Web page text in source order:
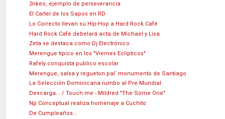
2nkeo, ejemplo de perseverancia
El Cartel de los Sapos en RD
Lo Correcto llevan su Hip-Hop a Hard Rock Café
Hard Rock Café debelará acta de Michael y Lisa
Zeta se destaca como Dj Electrónico
Merengue típico en los "Viernes Eclipticos"
Rafely conquista publico escolar
Merengue, salsa y regueton pal´ monumento de Santiago
La Selección Dominicana rumbo al Pre Mundial
Descarga... / Touch me - Mildred "The Some One"
Np Conceptual realiza homenaje a Cuchito
De Cumpleaños...